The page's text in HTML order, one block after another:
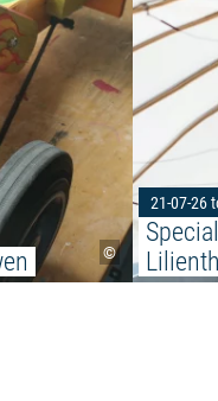
©
21-07-26